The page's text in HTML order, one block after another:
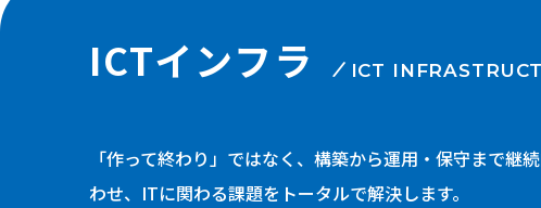
ICTインフラ ICT
「作って終わり」ではなく、構築から運用・保守まで
わせ、ITに関わる課題をトータルで解決します。